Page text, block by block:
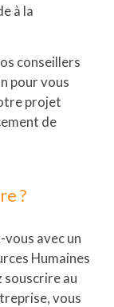
à la
conseillers
pour vous
projet
de
?
avec un
Humaines
souscrire au
vous